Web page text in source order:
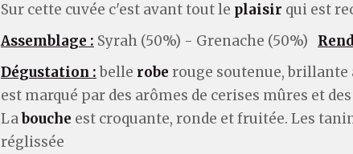
Sur cette cuvée c'est avant tout le plaisir qui est
Assemblage : Syrah (50%) - Grenache (50%)
Dégustation :belle robe rouge soutenue, brillante
est marqué par des arômes de cerises mûres et
Labouche est croquante, ronde et fruitée. Les
réglissée